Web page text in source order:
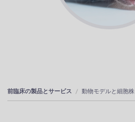
前臨床の製品とサービス 動物モデルと細胞株